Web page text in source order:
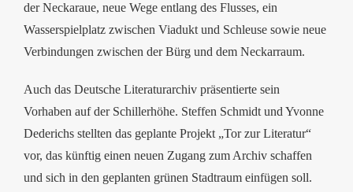
der Neckaraue, neue Wege entlang des Flusses, ein
Wasserspielplatz zwischen Viadukt und Schleuse sowie neue
Verbindungen zwischen der Bürg und dem Neckarraum.
Auch das Deutsche Literaturarchiv präsentierte sein
Vorhaben auf der Schillerhöhe. Steffen Schmidt und Yvonne
Dederichs stellten das geplante Projekt „Tor zur Literatur“
vor, das künftig einen neuen Zugang zum Archiv schaffen
und sich in den geplanten grünen Stadtraum einfügen soll.